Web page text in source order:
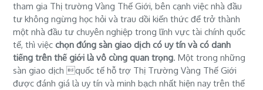
tham gia Thị trường Vàng Thế Giới, bên cạnh việc nhà đầu
tư không ngừng học hỏi và trau dồi kiến thức để trở thành
một nhà đầu tư chuyên nghiệp trong lĩnh vực tài chính quốc
tế, thì việcchọn đúng sàn giao dịch có uy tín và có danh
tiếng trên thế giới là vô cùng quan trọng. Một trong những
sàn giao dịch quốc tế hỗ trợ Thị Trường Vàng Thế Giới
được đánh giá là uy tín và minh bạch nhất hiện nay trên thế